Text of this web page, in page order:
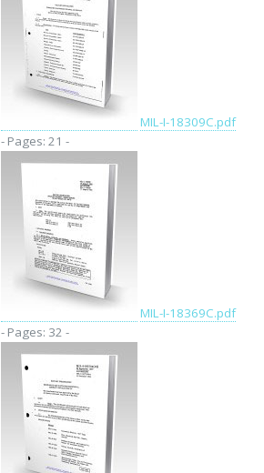
MIL-I-18309C.pdf
- Pages: 21 -
MIL-I-18369C.pdf
- Pages: 32 -